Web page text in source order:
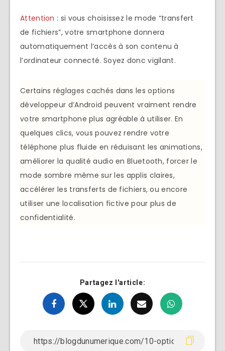
Attention : si vous choisissez le mode “transfert
de fichiers”, votre smartphone donnera
automatiquement l’accès à son contenu à
l’ordinateur connecté. Soyez donc vigilant.
Certains réglages cachés dans les options
développeur d’Android peuvent vraiment rendre
votre smartphone plus agréable à utiliser. En
quelques clics, vous pouvez rendre votre
téléphone plus fluide en réduisant les animations,
améliorer la qualité audio en Bluetooth, forcer le
mode sombre même sur les applis claires,
accélérer les transferts de fichiers, ou encore
utiliser une localisation fictive pour plus de
confidentialité.
Partagez l'article: